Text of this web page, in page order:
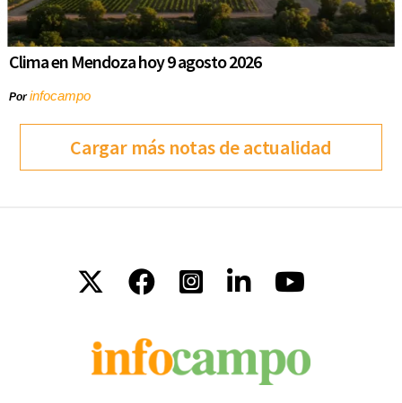
Clima en Mendoza hoy 9 agosto 2026
Porinfocampo
Cargar más notas de actualidad